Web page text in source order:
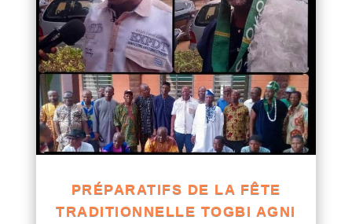
PRÉPARATIFS DE LA FÊTE
TRADITIONNELLE TOGBI AGNI